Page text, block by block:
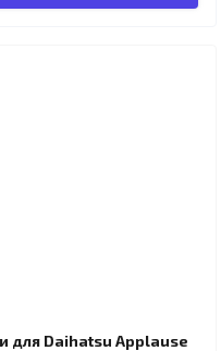
для Daihatsu Applause